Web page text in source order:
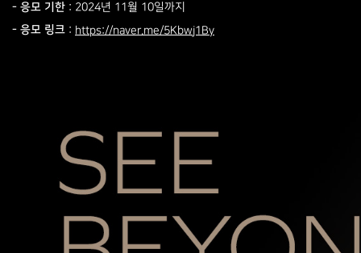
- 응모 기한 : 2024년 11월 10일까지
- 응모 링크 : https://naver.me/5Kbwj1By